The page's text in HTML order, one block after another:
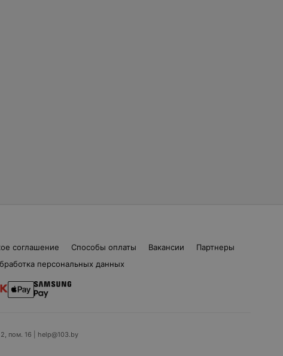
соглашение Способы оплаты Вакансии
Партнеры
персональных данных
пом. 16 | help@103.by